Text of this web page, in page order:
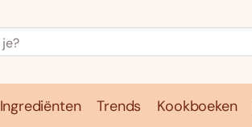
Ingrediënten Trends Kookboeken